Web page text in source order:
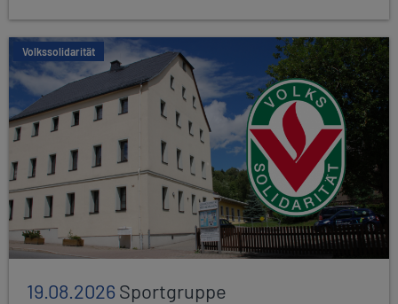
Volkssolidarität
19.08.2026Sportgruppe